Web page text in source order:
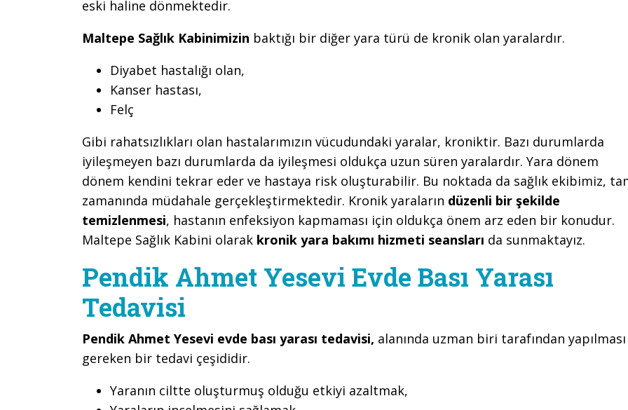
eski haline dönmektedir.
Maltepe Sağlık Kabinimizin baktığı bir diğer yara türü de kronik olan yaralardır.
Diyabet hastalığı olan,
Kanser hastası,
Felç
Gibi rahatsızlıkları olan hastalarımızın vücudundaki yaralar, kroniktir. Bazı durumlarda
iyileşmeyen bazı durumlarda da iyileşmesi oldukça uzun süren yaralardır. Yara dönem
dönem kendini tekrar eder ve hastaya risk oluşturabilir. Bu noktada da sağlık ekibimiz,
zamanında müdahale gerçekleştirmektedir. Kronik yaraların düzenli bir şekilde
temizlenmesi, hastanın enfeksiyon kapmaması için oldukça önem arz eden bir konudur.
Maltepe Sağlık Kabini olarak kronik yara bakımı hizmeti seansları da sunmaktayız.
Pendik Ahmet Yesevi Evde Bası Yarası
Tedavisi
Pendik Ahmet Yesevi evde bası yarası tedavisi, alanında uzman biri tarafından yapılması
gereken bir tedavi çeşididir.
Yaranın ciltte oluşturmuş olduğu etkiyi azaltmak,